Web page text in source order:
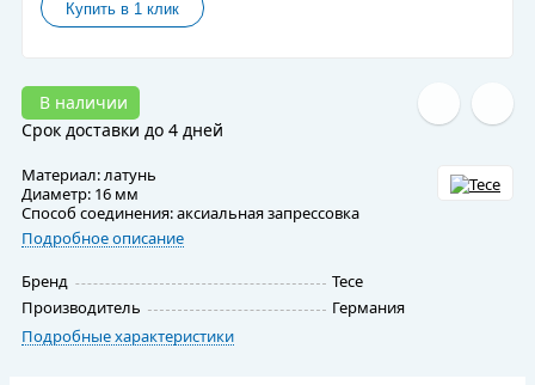
В наличии
Срок доставки до 4 дней
Материал: латунь
Диаметр: 16 мм
Способ соединения: аксиальная запрессовка
Подробное описание
Бренд
Tece
Производитель
Германия
Подробные характеристики